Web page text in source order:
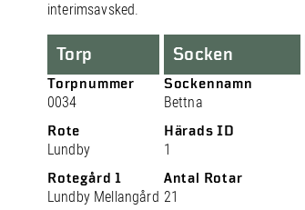
interimsavsked.
Torp
Torpnummer
0034
Rote
Lundby
Rotegård 1
Lundby Mellangård
Socken
Sockennamn
Bettna
Härads ID
1
Antal Rotar
21